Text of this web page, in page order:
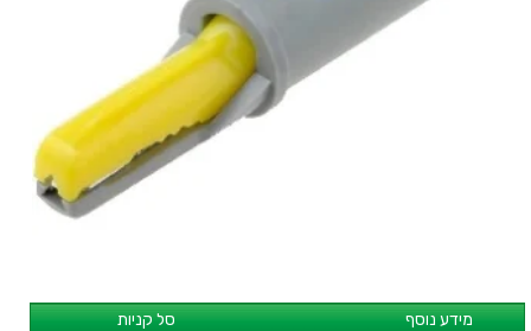
סל קניות מידע נוסף